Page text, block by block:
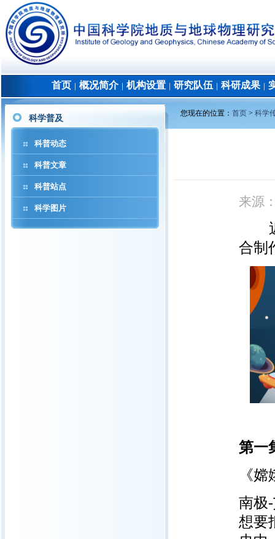
首页 概况简介│ 机构设置 研究队伍 科研成果│
科学普及
科普动态
科普文章
科普站点
科学图片
您现在的位置： 首页 > 科学
来源
近
合制
第一
《
南极
想要